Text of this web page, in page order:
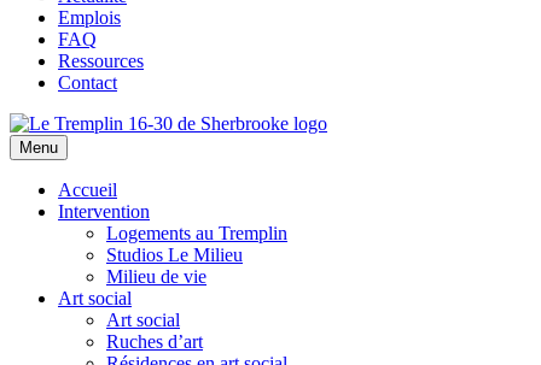
Emplois
FAQ
Ressources
Contact
Menu
Accueil
Intervention
Logements au Tremplin
Studios Le Milieu
Milieu de vie
Art social
Art social
Ruches d’art